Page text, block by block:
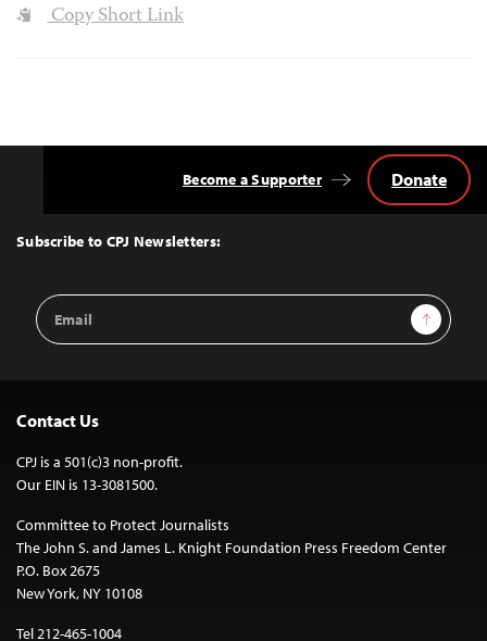
Copy Short Link
Top
Subscribe to CPJ Newsletters:
Email
Address
Sign Up
Become a Supporter Donate
Contact Us
CPJ is a 501(c)3 non-profit.
Our EIN is 13-3081500.
Committee to Protect Journalists
The John S. and James L. Knight Foundation Press Freedom Center
P.O. Box 2675
New York, NY 10108
Tel 212-465-1004